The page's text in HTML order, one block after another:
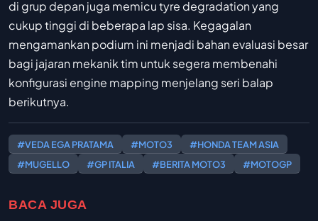
di grup depan juga memicu tyre degradation yang
cukup tinggi di beberapa lap sisa. Kegagalan
mengamankan podium ini menjadi bahan evaluasi besar
bagi jajaran mekanik tim untuk segera membenahi
konfigurasi engine mapping menjelang seri balap
berikutnya.
#VEDA EGA PRATAMA #MOTO3
#HONDA TEAM ASIA
#MUGELLO
#GP ITALIA #BERITA MOTO3 #MOTOGP
BACA JUGA